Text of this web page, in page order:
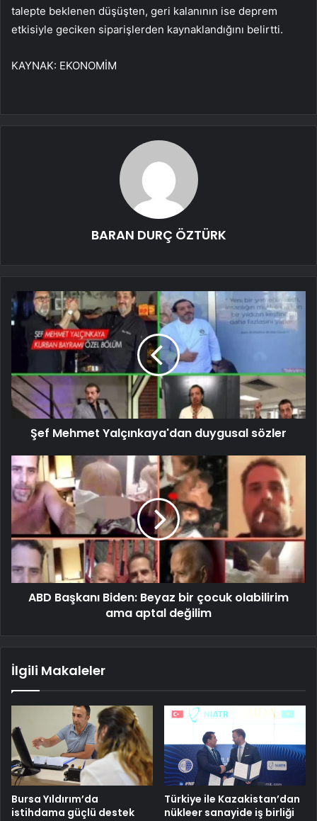
talepte beklenen düşüşten, geri kalanının ise deprem
etkisiyle geciken siparişlerden kaynaklandığını belirtti.
KAYNAK: EKONOMİM
BARAN DURÇ ÖZTÜRK
Şef Mehmet Yalçınkaya'dan duygusal sözler
ABD Başkanı Biden: Beyaz bir çocuk olabilirim
ama aptal değilim
İlgili Makaleler
Bursa Yıldırım’da
istihdama güçlü destek
Türkiye ile Kazakistan’dan
nükleer sanayide iş birliği